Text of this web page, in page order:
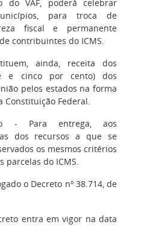
do VAF, poderá celebrar
para troca de
fiscal e permanente
contribuintes do ICMS.
ainda, receita dos
e cinco por cento) dos
pelos estados na forma
Constituição Federal.
- Para entrega, aos
dos recursos a que se
os mesmos critérios
parcelas do ICMS.
o Decreto nº 38.714, de
entra em vigor na data